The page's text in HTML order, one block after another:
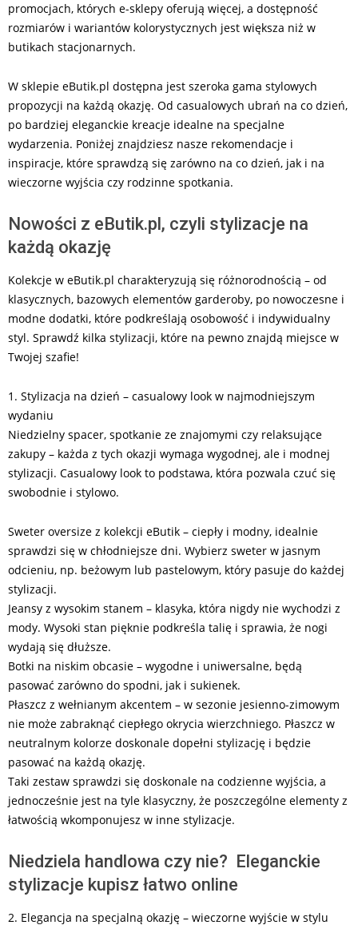
promocjach, których e-sklepy oferują więcej, a dostępność
rozmiarów i wariantów kolorystycznych jest większa niż w
butikach stacjonarnych.
W sklepie eButik.pl dostępna jest szeroka gama stylowych
propozycji na każdą okazję. Od casualowych ubrań na co dzień,
po bardziej eleganckie kreacje idealne na specjalne
wydarzenia. Poniżej znajdziesz nasze rekomendacje i
inspiracje, które sprawdzą się zarówno na co dzień, jak i na
wieczorne wyjścia czy rodzinne spotkania.
Nowości z eButik.pl, czyli stylizacje na
każdą okazję
Kolekcje w eButik.pl charakteryzują się różnorodnością – od
klasycznych, bazowych elementów garderoby, po nowoczesne i
modne dodatki, które podkreślają osobowość i indywidualny
styl. Sprawdź kilka stylizacji, które na pewno znajdą miejsce w
Twojej szafie!
1. Stylizacja na dzień – casualowy look w najmodniejszym
wydaniu
Niedzielny spacer, spotkanie ze znajomymi czy relaksujące
zakupy – każda z tych okazji wymaga wygodnej, ale i modnej
stylizacji. Casualowy look to podstawa, która pozwala czuć się
swobodnie i stylowo.
Sweter oversize z kolekcji eButik – ciepły i modny, idealnie
sprawdzi się w chłodniejsze dni. Wybierz sweter w jasnym
odcieniu, np. beżowym lub pastelowym, który pasuje do każdej
stylizacji.
Jeansy z wysokim stanem – klasyka, która nigdy nie wychodzi z
mody. Wysoki stan pięknie podkreśla talię i sprawia, że nogi
wydają się dłuższe.
Botki na niskim obcasie – wygodne i uniwersalne, będą
pasować zarówno do spodni, jak i sukienek.
Płaszcz z wełnianym akcentem – w sezonie jesienno-zimowym
nie może zabraknąć ciepłego okrycia wierzchniego. Płaszcz w
neutralnym kolorze doskonale dopełni stylizację i będzie
pasować na każdą okazję.
Taki zestaw sprawdzi się doskonale na codzienne wyjścia, a
jednocześnie jest na tyle klasyczny, że poszczególne elementy z
łatwością wkomponujesz w inne stylizacje.
Niedziela handlowa czy nie? Eleganckie
stylizacje kupisz łatwo online
2. Elegancja na specjalną okazję – wieczorne wyjście w stylu